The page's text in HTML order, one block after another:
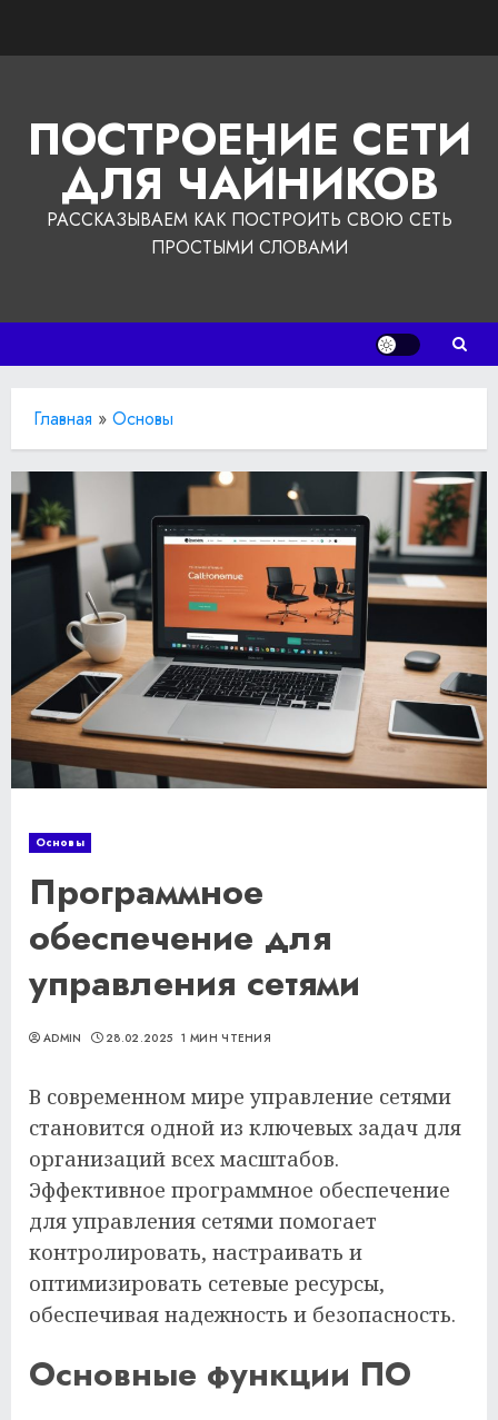
ПОСТРОЕНИЕ СЕТИ
ДЛЯ ЧАЙНИКОВ
РАССКАЗЫВАЕМ КАК ПОСТРОИТЬ СВОЮ СЕТЬ
ПРОСТЫМИ СЛОВАМИ
Главная » Основы
Основы
Программное
обеспечение для
управления сетями
ADMIN 28.02.2025 1 МИН ЧТЕНИЯ
В современном мире управление сетями
становится одной из ключевых задач для
организаций всех масштабов.
Эффективное программное обеспечение
для управления сетями помогает
контролировать, настраивать и
оптимизировать сетевые ресурсы,
обеспечивая надежность и безопасность.
Основные функции ПО